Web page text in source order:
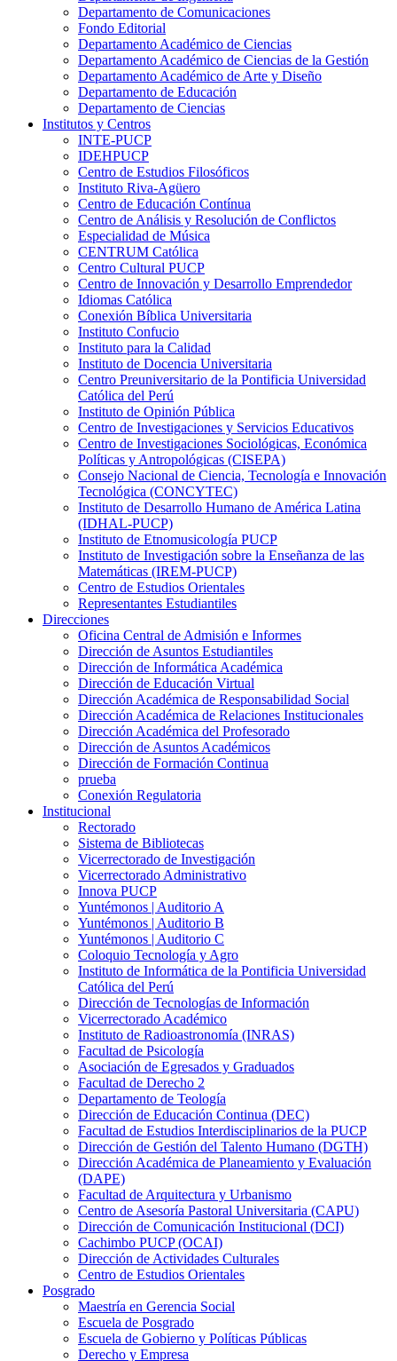
Departamento de Comunicaciones
Fondo Editorial
Departamento Académico de Ciencias
Departamento Académico de Ciencias de la Gestión
Departamento Académico de Arte y Diseño
Departamento de Educación
Departamento de Ciencias
Institutos y Centros
INTE-PUCP
IDEHPUCP
Centro de Estudios Filosóficos
Instituto Riva-Agüero
Centro de Educación Contínua
Centro de Análisis y Resolución de Conflictos
Especialidad de Música
CENTRUM Católica
Centro Cultural PUCP
Centro de Innovación y Desarrollo Emprendedor
Idiomas Católica
Conexión Bíblica Universitaria
Instituto Confucio
Instituto para la Calidad
Instituto de Docencia Universitaria
Centro Preuniversitario de la Pontificia Universidad
Católica del Perú
Instituto de Opinión Pública
Centro de Investigaciones y Servicios Educativos
Centro de Investigaciones Sociológicas, Económica
Políticas y Antropológicas (CISEPA)
Consejo Nacional de Ciencia, Tecnología e Innovación
Tecnológica (CONCYTEC)
Instituto de Desarrollo Humano de América Latina
(IDHAL-PUCP)
Instituto de Etnomusicología PUCP
Instituto de Investigación sobre la Enseñanza de las
Matemáticas (IREM-PUCP)
Centro de Estudios Orientales
Representantes Estudiantiles
Direcciones
Oficina Central de Admisión e Informes
Dirección de Asuntos Estudiantiles
Dirección de Informática Académica
Dirección de Educación Virtual
Dirección Académica de Responsabilidad Social
Dirección Académica de Relaciones Institucionales
Dirección Académica del Profesorado
Dirección de Asuntos Académicos
Dirección de Formación Continua
prueba
Conexión Regulatoria
Institucional
Rectorado
Sistema de Bibliotecas
Vicerrectorado de Investigación
Vicerrectorado Administrativo
Innova PUCP
Yuntémonos | Auditorio A
Yuntémonos | Auditorio B
Yuntémonos | Auditorio C
Coloquio Tecnología y Agro
Instituto de Informática de la Pontificia Universidad
Católica del Perú
Dirección de Tecnologías de Información
Vicerrectorado Académico
Instituto de Radioastronomía (INRAS)
Facultad de Psicología
Asociación de Egresados y Graduados
Facultad de Derecho 2
Departamento de Teología
Dirección de Educación Continua (DEC)
Facultad de Estudios Interdisciplinarios de la PUCP
Dirección de Gestión del Talento Humano (DGTH)
Dirección Académica de Planeamiento y Evaluación
(DAPE)
Facultad de Arquitectura y Urbanismo
Centro de Asesoría Pastoral Universitaria (CAPU)
Dirección de Comunicación Institucional (DCI)
Cachimbo PUCP (OCAI)
Dirección de Actividades Culturales
Centro de Estudios Orientales
Posgrado
Maestría en Gerencia Social
Escuela de Posgrado
Escuela de Gobierno y Políticas Públicas
Derecho y Empresa